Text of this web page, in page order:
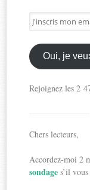
J'inscris
mon
email
ici
Oui, je
Rejoignez les 2
Chers lecteurs,
Accordez-moi 2
sondages’il